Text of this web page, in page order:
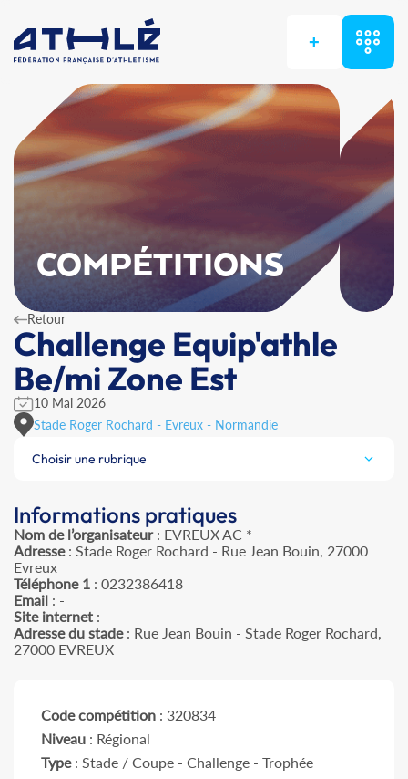
+
COMPÉTITIONS
Retour
Challenge Equip'athle
Be/mi Zone Est
10 Mai 2026
Stade Roger Rochard - Evreux - Normandie
Choisir une rubrique
Informations pratiques
Nom de l’organisateur: EVREUX AC *
Adresse: Stade Roger Rochard - Rue Jean Bouin, 27000
Evreux
Téléphone 1 : 0232386418
Email : -
Site internet : -
Adresse du stade: Rue Jean Bouin - Stade Roger Rochard,
27000 EVREUX
Code compétition : 320834
Niveau : Régional
Type: Stade / Coupe - Challenge - Trophée